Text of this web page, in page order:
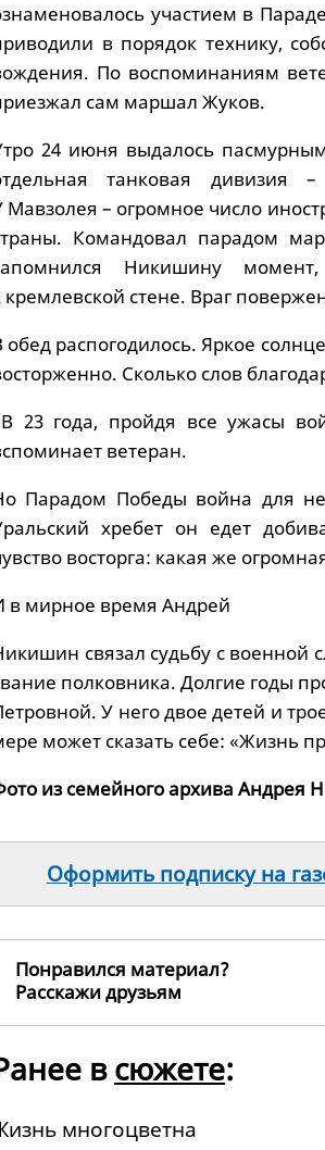
участием в
в порядок технику,
По воспоминаниям
сам маршал Жуков.
24 июня выдалось
танковая дивизия
Мавзолея – огромное число
Командовал парадом
Никишину
кремлевской стене. Враг
обед распогодилось. Яркое
Сколько слов
23 года, пройдя все ужасы
ветеран.
Парадом Победы война для
хребет он едет
восторга: какая же
в мирное время Андрей
связал судьбу с военной
полковника. Долгие годы
У него двое детей и
может сказать себе: «Жизнь
из семейного архива Андрея
Оформить подписку на
Понравился материал?
Расскажи друзьям
всюжете:
многоцветна